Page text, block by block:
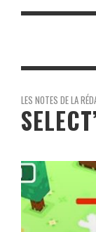
LES NOTES DE LA